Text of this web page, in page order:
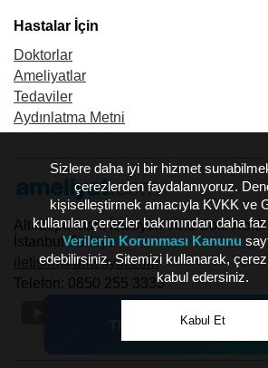
Sizlere daha iyi bir hizmet
çerezlerden faydalanıyoruz.
kişiselleştirmek amacıyla KVKK ve
kullanılan çerezler bakımından daha
Verilerin Korunması Kanunu
edebilirsiniz. Sitemizi kullanarak,
kabul edersiniz.
Kabul Et
TEDAVİYİ YAPAN
Hastalar İçin
Doktorlar
Ameliyatlar
Tedaviler
Aydınlatma Metni
Altıntepe Mah. İstasyon Yolu Sok.
İstanbul Türkiye
iletisim@ameliyat.com
Telefon: 0850 255 3333